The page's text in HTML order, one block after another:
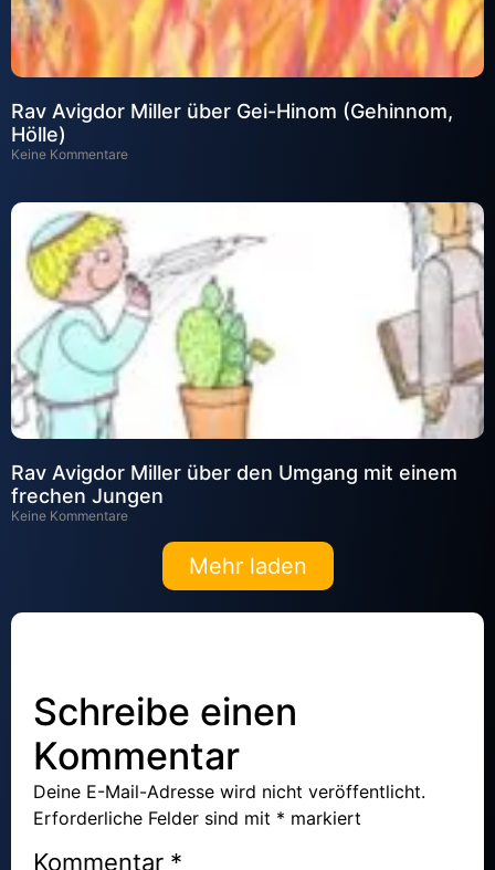
Rav Avigdor Miller über Gei-Hinom (Gehinnom,
Hölle)
Keine Kommentare
Rav Avigdor Miller über den Umgang mit einem
frechen Jungen
Keine Kommentare
Mehr laden
Schreibe einen
Kommentar
Deine E-Mail-Adresse wird nicht veröffentlicht.
Erforderliche Felder sind mit * markiert
Kommentar *